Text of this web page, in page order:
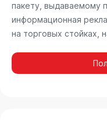
пакету, выдаваемому
информационная
на торговых стойках,